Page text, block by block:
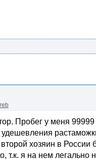
Пробег у меня
второй хозяин в
т.к. я на нем